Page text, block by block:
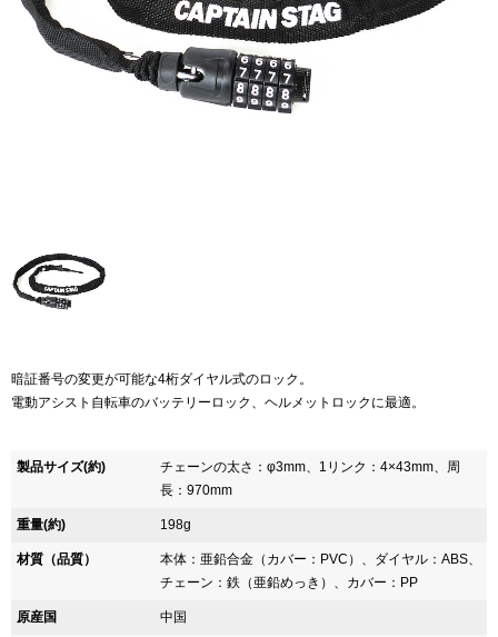
暗証番号の変更が可能な4桁ダイヤル式のロック。
電動アシスト自転車のバッテリーロック、ヘルメットロックに最適。
製品サイズ(約)
チェーンの太さ：φ3mm、1リンク：4×43mm、周
長：970mm
重量(約) 198g
材質（品質）
本体：亜鉛合金（カバー：PVC）、ダイヤル：ABS、
チェーン：鉄（亜鉛めっき）、カバー：PP
原産国 中国